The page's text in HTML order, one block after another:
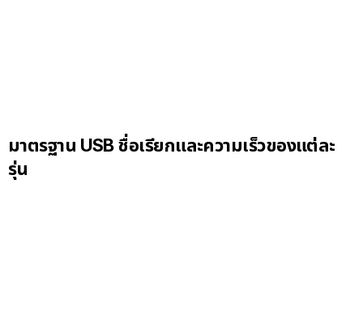
มาตรฐาน USB ชื่อเรียกและความเร็วของแต่ละ
รุ่น